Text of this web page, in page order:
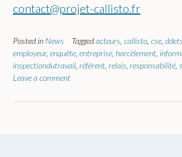
contact@projet-callisto.fr
Posted in News Taggedacteurs callisto cse ddets
employeur, enquête entreprise harcèlement
inspectiondutravail référent relais responsabilité
Leave a comment